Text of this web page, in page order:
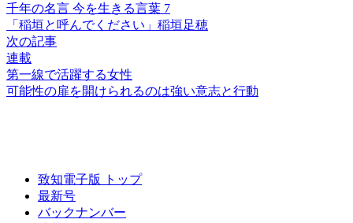
千年の名言 今を生きる言葉 7
「稲垣と 呼んでください」 稲垣足穂
次の記事
連載
第一線で活躍する女性
可能性の扉を開けられるのは強い意志と行動
致知電子版 トップ
最新号
バックナンバー